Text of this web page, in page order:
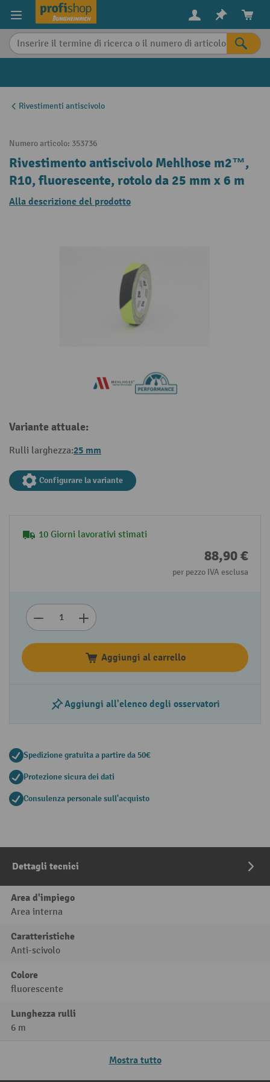
content
Rivestimenti antiscivolo
Numero articolo: 353736
Rivestimento antiscivolo Mehlhose m2™,
R10, fluorescente, rotolo da 25 mm x 6 m
Alla descrizione del prodotto
Variante attuale:
Rulli larghezza:25 mm
Configurare la variante
10 Giorni lavorativi stimati
88,90 €
per pezzo IVA esclusa
Aggiungi al carrello
Aggiungi all'elenco degli osservatori
Spedizione gratuita a partire da 50€
Protezione sicura dei dati
Consulenza personale sull'acquisto
Dettagli tecnici
Area d'impiego
Area interna
Caratteristiche
Anti-scivolo
Colore
fluorescente
Lunghezza rulli
6 m
Mostra tutto